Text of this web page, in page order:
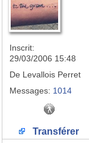
Inscrit:
29/03/2006 15:48
De Levallois Perret
Messages: 1014
Transférer